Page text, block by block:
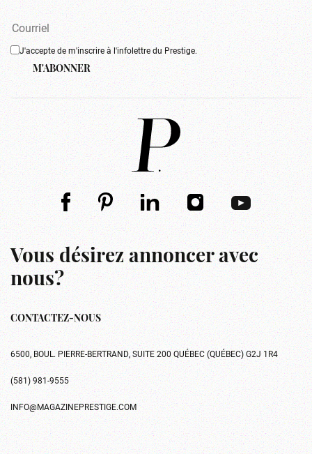
J'accepte de m'inscrire à l'infolettre du Prestige.
M'ABONNER
Vous désirez annoncer avec
nous?
CONTACTEZ-NOUS
6500, BOUL. PIERRE-BERTRAND, SUITE 200 QUÉBEC (QUÉBEC) G2J 1R4
(581) 981-9555
INFO@MAGAZINEPRESTIGE.COM